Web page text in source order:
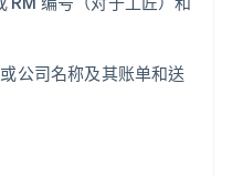
公司名称及其账单和送